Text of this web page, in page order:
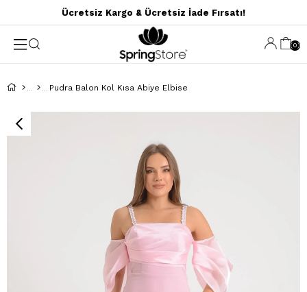
Ücretsiz Kargo & Ücretsiz İade Fırsatı!
0
Pudra Balon Kol Kısa Abiye Elbise